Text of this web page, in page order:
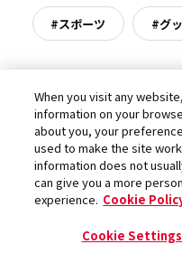
#スポーツ #グ
When you visit any
information on your
about you, your
used to make the site
information does not
can give you a more
experience. Cookie
Cookie Settings